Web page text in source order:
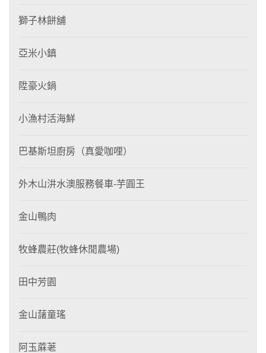
獅子林餅舖
亞米小鎮
陞豪火鍋
小漁村活海鮮
巴基斯坦廚房（真愛咖哩）
外木山汫水澳服務餐車-芋圓王
金山鴨肉
牧蜂農莊(牧蜂休閒農場)
田中芳園
金山藷童瑤
阿玉蔴荖